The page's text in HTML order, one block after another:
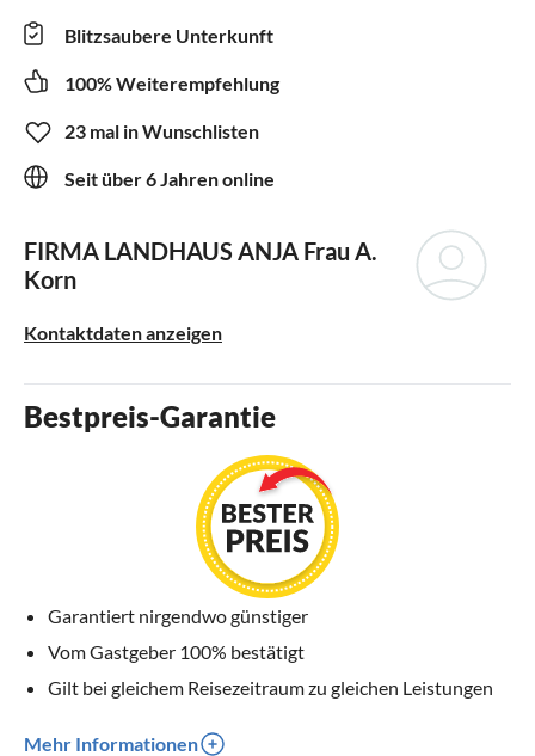
Blitzsaubere Unterkunft
100% Weiterempfehlung
23 mal in Wunschlisten
Seit über 6 Jahren online
FIRMA LANDHAUS ANJA Frau A.
Korn
Kontaktdaten anzeigen
Bestpreis-Garantie
Garantiert nirgendwo günstiger
Vom Gastgeber 100% bestätigt
Gilt bei gleichem Reisezeitraum zu gleichen Leistungen
Mehr Informationen